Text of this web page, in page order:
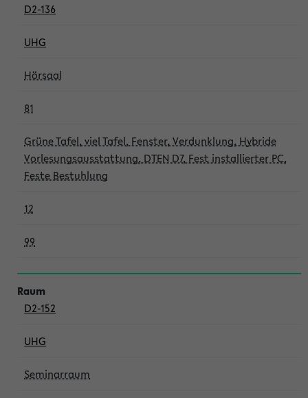
D2-136
UHG
Hörsaal
81
Grüne Tafel, viel Tafel, Fenster, Verdunklung, Hybride
Vorlesungsausstattung, DTEN D7, Fest installierter PC,
Feste Bestuhlung
12
99
D2-152
UHG
Seminarraum